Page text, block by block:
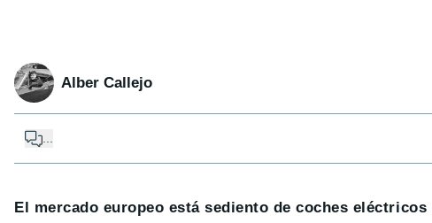
Alber Callejo
...
El mercado europeo está sediento de coches eléctricos